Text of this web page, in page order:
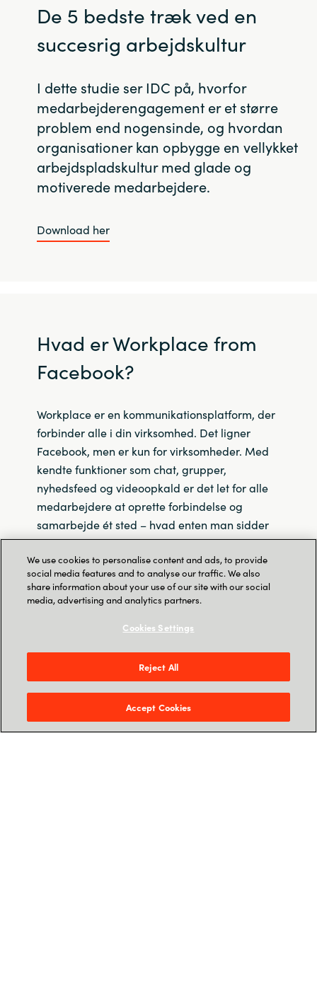
De 5 bedste træk ved en
succesrig arbejdskultur
I dette studie ser IDC på, hvorfor
medarbejderengagement er et større
problem end nogensinde, og hvordan
organisationer kan opbygge en vellykket
arbejdspladskultur med glade og
motiverede medarbejdere.
Download her
Hvad er Workplace from
Facebook?
Workplace er en kommunikationsplatform, der
forbinder alle i din virksomhed. Det ligner
Facebook, men er kun for virksomheder. Med
kendte funktioner som chat, grupper,
nyhedsfeed og videoopkald er det let for alle
medarbejdere at oprette forbindelse og
samarbejde ét sted – hvad enten man sidder
bag en computer eller er
frontlinjemedarbejder med en mobil enhed.
Det er hurtigt at downloade Workplace-appen
til mobilen, og da de fleste allerede kender
uden den store vejledning.
Se vores on-demand webinarserie i tre afsnit
We use cookies to personalise content and ads, to provide
social media features and to analyse our traffic. We also
share information about your use of our site with our social
media, advertising and analytics partners.
Cookies Settings
Reject All
Accept Cookies